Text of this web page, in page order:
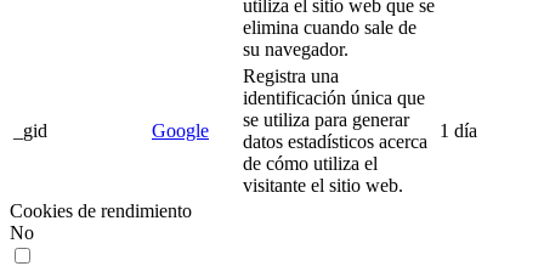
utiliza el sitio web que se
elimina cuando sale de
su navegador.
_gid Google
Registra una
identificación única que
se utiliza para generar
datos estadísticos acerca
de cómo utiliza el
visitante el sitio web.
1 día
Cookies de rendimiento
No